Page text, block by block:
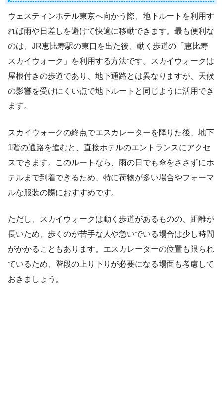
ウェスティンホテル東京へ向かう際、地下ルートを利用す
れば雨や日差しを避けて快適に移動できます。最も便利な
のは、JR恵比寿駅の東口を出た後、動く歩道の「恵比寿
スカイウォーク」を利用する方法です。スカイウォークは
屋根付きの歩道であり、地下通路とは異なりますが、天候
の影響を受けにくい点で地下ルートと同じように活用でき
ます。
スカイウォークの終点でエスカレーターを降りた後、地下
1階の通路を進むと、直接ホテルのエントランスにアクセ
スできます。このルートなら、雨の日でも傘をささずにホ
テルまで到着できるため、特に荷物が多い場合やフォーマ
ルな服装の際におすすめです。
ただし、スカイウォークは動く歩道があるものの、距離が
長いため、歩くのが苦手な人や急いでいる場合は少し時間
がかかることもあります。エスカレーターの位置も限られ
ているため、階段の上り下りが必要になる場面も考慮して
おきましょう。